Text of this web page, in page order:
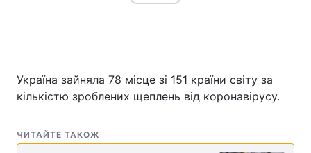
Головна Війна
Економіка Світ
Україна зайняла 78 місце зі 151 країни світу за
кількістю зроблених щеплень від коронавірусу.
ЧИТАЙТЕ ТАКОЖ